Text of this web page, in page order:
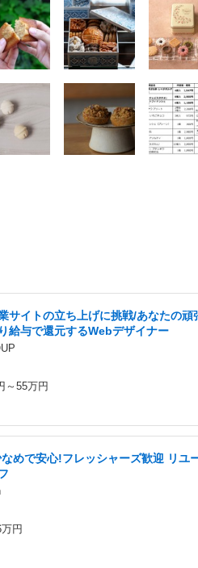
サイトの立ち上げに挑戦/あなたの頑
給与で還元するWebデザイナー
～55万円
めで安心!フレッシャーズ歓迎 リユ
円